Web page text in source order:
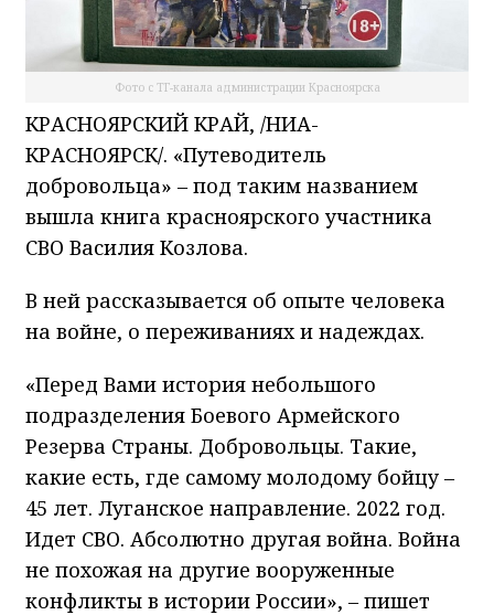
Фото с ТГ-канала администрации Красноярска
КРАСНОЯРСКИЙ КРАЙ, /НИА-
КРАСНОЯРСК/. «Путеводитель
добровольца»–под таким названием
вышла книга красноярского участника
СВО Василия Козлова.
В ней рассказывается об опыте человека
на войне, о переживаниях и надеждах.
«Перед Вами история небольшого
подразделения Боевого Армейского
Резерва Страны. Добровольцы. Такие,
какие есть, где самому молодому бойцу–
45 лет. Луганское направление. 2022 год.
Идет СВО. Абсолютно другая война. Война
не похожая на другие вооруженные
конфликты в истории России»,–пишет